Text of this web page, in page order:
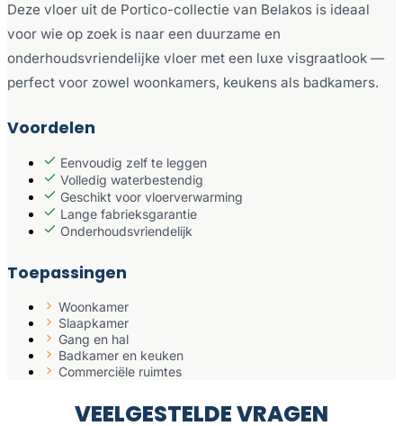
Deze vloer uit de Portico-collectie van Belakos is ideaal
voor wie op zoek is naar een duurzame en
onderhoudsvriendelijke vloer met een luxe visgraatlook —
perfect voor zowel woonkamers, keukens als badkamers.
Voordelen
Eenvoudig zelf te leggen
Volledig waterbestendig
Geschikt voor vloerverwarming
Lange fabrieksgarantie
Onderhoudsvriendelijk
Toepassingen
Woonkamer
Slaapkamer
Gang en hal
Badkamer en keuken
Commerciële ruimtes
VEELGESTELDE VRAGEN